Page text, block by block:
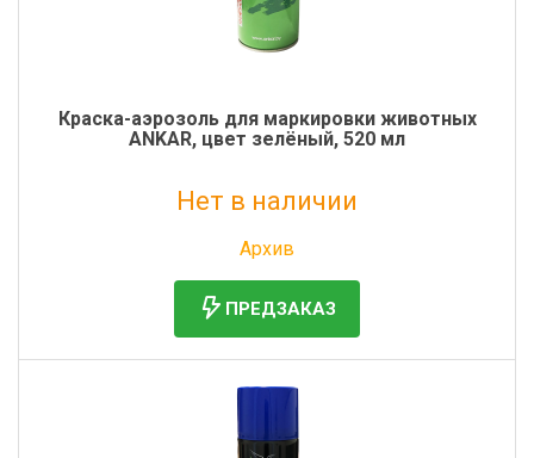
Краска-аэрозоль для маркировки животных
ANKAR, цвет зелёный, 520 мл
Нет в наличии
Архив
ПРЕДЗАКАЗ